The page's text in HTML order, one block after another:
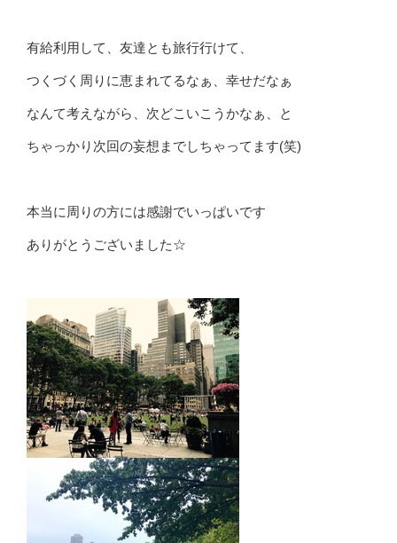
有給利用して、友達とも旅行行けて、
つくづく周りに恵まれてるなぁ、幸せだなぁ
なんて考えながら、次どこいこうかなぁ、と
ちゃっかり次回の妄想までしちゃってます(笑)
本当に周りの方には感謝でいっぱいです
ありがとうございました☆